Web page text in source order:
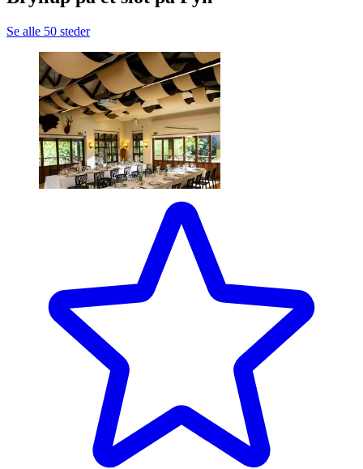
Se alle 50 steder